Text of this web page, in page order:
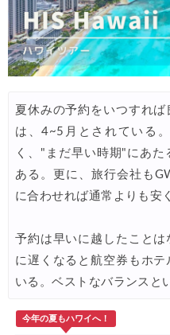
夏休みの予約をいつすれ
は、4~5月とされている
く、"まだ早い時期"にあ
ある。更に、旅行会社も
に合わせれば通常よりも安
予約は早いに越したこと
に遅くなると航空券もホ
いる。ベストなバランスと
今年の夏もハワイへ！